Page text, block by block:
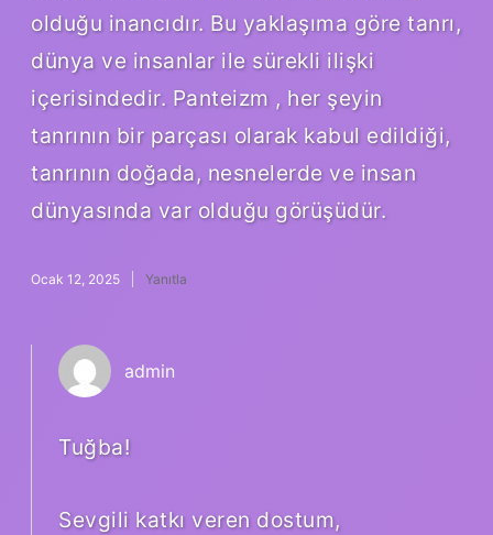
olduğu inancıdır. Bu yaklaşıma göre tanrı,
dünya ve insanlar ile sürekli ilişki
içerisindedir. Panteizm , her şeyin
tanrının bir parçası olarak kabul edildiği,
tanrının doğada, nesnelerde ve insan
dünyasında var olduğu görüşüdür.
Ocak 12, 2025 Yanıtla
admin
Tuğba!
Sevgili katkı veren dostum,